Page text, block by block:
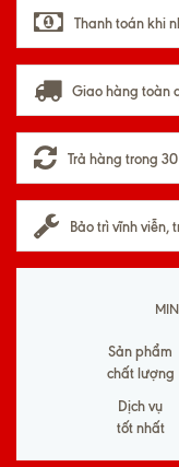
Thanh toán khi
Giao hàng toàn
Trả hàng trong
Bảo trì vĩnh viễn,
Sản phẩm
chất lượng
Dịch vụ
tốt nhất